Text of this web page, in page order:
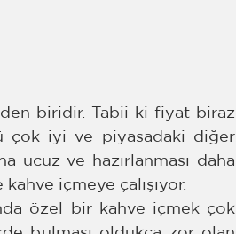
biridir. Tabii ki fiyat biraz
çok iyi ve piyasadaki diğer
ucuz ve hazırlanması daha
içmeye çalışıyor.
özel bir kahve içmek çok